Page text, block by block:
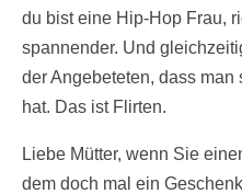
du bist eine Hip-Hop Frau,
spannender. Und
der Angebeteten, dass
hat. Das ist Flirten.
Liebe Mütter, wenn Sie
dem doch mal ein